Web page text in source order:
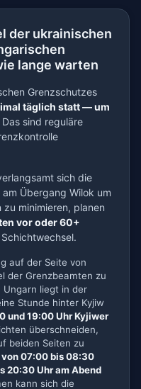
der ukrainischen
lange warten
Grenzschutzes
täglich statt — um
sind reguläre
sich die
Übergang Wilok um
minimieren, planen
vor oder 60+
auf der Seite von
der Grenzbeamten zu
liegt in der
Stunde hinter Kyjiw
und 19:00 Uhr Kyjiwer
überschneiden,
beiden Seiten zu
07:00 bis 08:30
20:30 Uhr am Abend
kann sich die